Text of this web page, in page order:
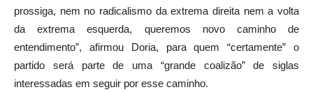
prossiga, nem no radicalismo da extrema direita nem a volta
da extrema esquerda, queremos novo caminho de
entendimento”, afirmou Doria, para quem “certamente” o
partido será parte de uma “grande coalizão” de siglas
interessadas em seguir por esse caminho.